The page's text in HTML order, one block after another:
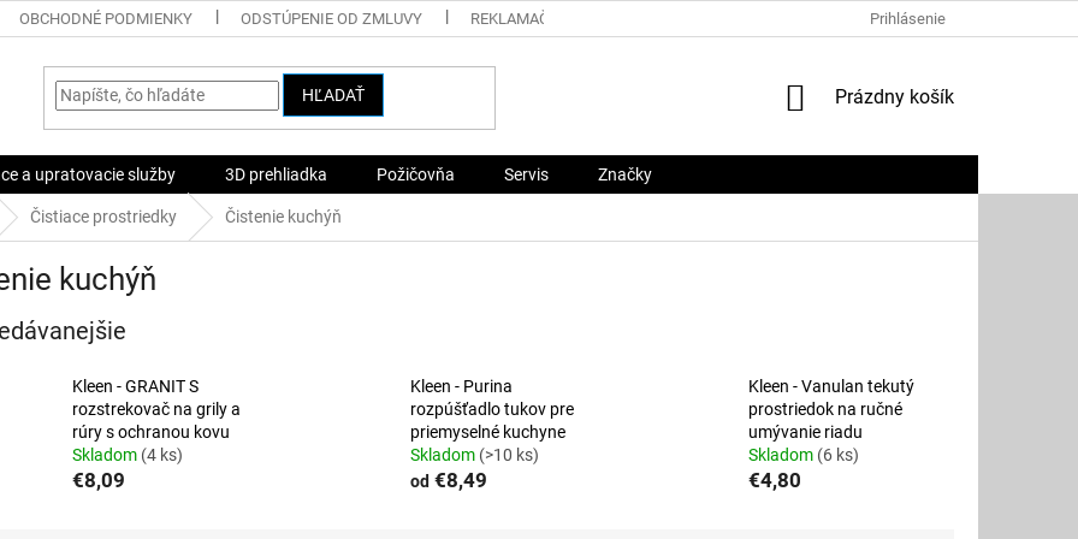
OBCHODNÉ PODMIENKY ODSTÚPENIE OD ZMLUVY REKLAMAČNÝ PORIADOK O NÁS
Prihlásenie
HĽADAŤ
NÁKUPNÝ
Prázdny košík
a upratovacie služby 3D prehliadka Požičovňa Servis Značky
Čistiace prostriedky Čistenie kuchýň
kuchýň
Kleen - GRANIT S
rozstrekovač na grily a
rúry s ochranou kovu
Skladom (4 ks)
€8,09
Kleen - Purina
rozpúšťadlo tukov pre
priemyselné kuchyne
Skladom (>10 ks)
od€8,49
Kleen - Vanulan tekutý
prostriedok na ručné
umývanie riadu
Skladom (6 ks)
€4,80